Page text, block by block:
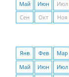
Май
Июн Июл
Сен
Окт Ноя
Янв Фев Мар
Май
Июн Июл